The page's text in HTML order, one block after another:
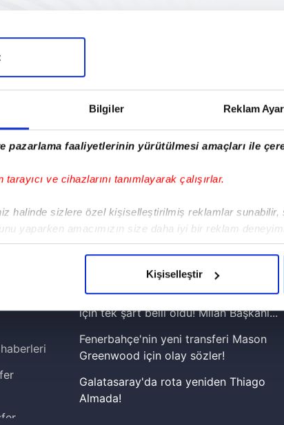
Bilgiler Reklam
pazarlama faaliyetlerinin yürütülmesi amaçları ile
tarayıcı ve cihazlarını tanımlayarak çalışırlar.
halinde sizlere özel kişiselleştirilmiş reklamlar sunabilir,
yaparken amacımızın size daha iyi bir reklam
elimizden gelen çabayı gösterdiğimizi ve bu noktada,
bu çerezlere izin vermedikleri takdirde, kullanıcılara
sunabilmek için İnternet Sitemizde kendimize ve üçüncü
kişisel verileriniz işlenmekte olup gerekli olan çerezler
Diğer çerezler, sitemizin daha işlevsel kılınması ve
yapılması, amaçlarıyla sınırlı olarak açık rızanız
aşağıda yer alan panel vasıtasıyla belirleyebilirsiniz.
Kişiselleştir
Rafael Leao'nun Galatasaray'a gelmesi
için tek şart belli oldu! Milan Başkanı...
Fenerbahçe'nin yeni transferi Mason
Greenwood için olay sözler!
Galatasaray'da rota yeniden Thiago
Almada!